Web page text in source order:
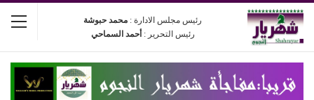
رئيس مجلس الادارة : محمد حبوشة
رئيس التحرير : أحمد السماحي